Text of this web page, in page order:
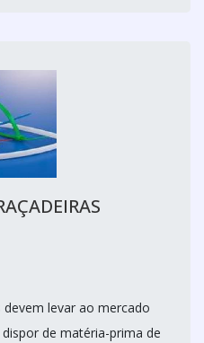
levar ao mercado
de matéria-prima de